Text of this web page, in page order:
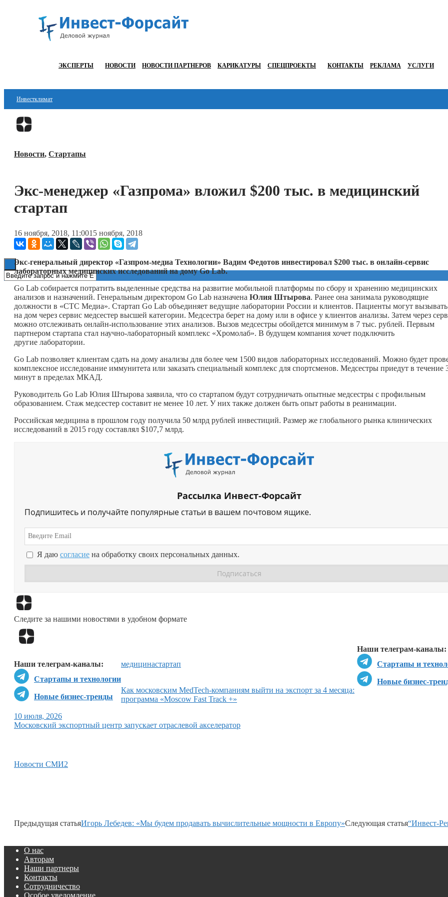
ЭКСПЕРТЫ НОВОСТИ НОВОСТИ ПАРТНЕРОВ КАРИКАТУРЫ СПЕЦПРОЕКТЫ КОНТАКТЫ РЕКЛАМА УСЛУГИ
Инвестклимат
Финансы
Блокчейн
Книги
Новости, Стартапы
Экс-менеджер «Газпрома» вложил $200 тыс. в медицинский
стартап
16 ноября, 2018, 11:0015 ноября, 2018
Экс-генеральный директор «Газпром-медиа Технологии» Вадим Федотов инвестировал $200 тыс. в онлайн-сервис
лабораторных медицинских исследований на дому Go Lab.
Go Lab собирается потратить выделенные средства на развитие мобильной платформы по сбору и хранению медицинских
анализов и назначений. Генеральным директором Go Lab назначена Юлия Штырова. Ранее она занимала руководящие
должности в «СТС Медиа». Стартап Go Lab объединяет ведущие лаборатории России и клиентов. Пациенты могут вызывать
на дом через сервис медсестер высшей категории. Медсестра берет на дому или в офисе у клиентов анализы. Затем через
можно отслеживать онлайн-использование этих анализов. Вызов медсестры обойдется минимум в 7 тыс. рублей. Первым
партнером стартапа стал научно-лабораторный комплекс «Хромолаб». В будущем компания хочет подключить
другие лаборатории.
Go Lab позволяет клиентам сдать на дому анализы для более чем 1500 видов лабораторных исследований. Можно будет
комплексное исследование иммунитета или заказать специальный комплекс для спортсменов. Медсестры приедут в течение
минут в пределах МКАД.
Руководитель Go Lab Юлия Штырова заявила, что со стартапом будут сотрудничать опытные медсестры с профильным
образованием. Стаж медсестер составит не менее 10 лет. У них также должен быть опыт работы в реанимации.
Российская медицина в прошлом году получила 50 млрд рублей инвестиций. Размер же глобального рынка клинических
исследований в 2015 году составлял $107,7 млрд.
Рассылка Инвест-Форсайт
Подпишитесь и получайте популярные статьи в вашем почтовом ящике.
Я даю согласие на обработку своих персональных данных.
Следите за нашими новостями в удобном формате
Наши телеграм-каналы:
Стартапы и
Новые бизнес-
Наши телеграм-каналы:
Стартапы и технологии
Новые бизнес-тренды
медицинастартап
Как московским MedTech-компаниям выйти на экспорт за 4 месяца:
программа «Moscow Fast Track +»
10 июля, 2026
Московский экспортный центр запускает отраслевой акселератор
Новости СМИ2
Предыдущая статьяИгорь Лебедев: «Мы будем продавать вычислительные мощности в Европу»Следующая статья“Инвест-
О нас
Авторам
Наши партнеры
Контакты
Сотрудничество